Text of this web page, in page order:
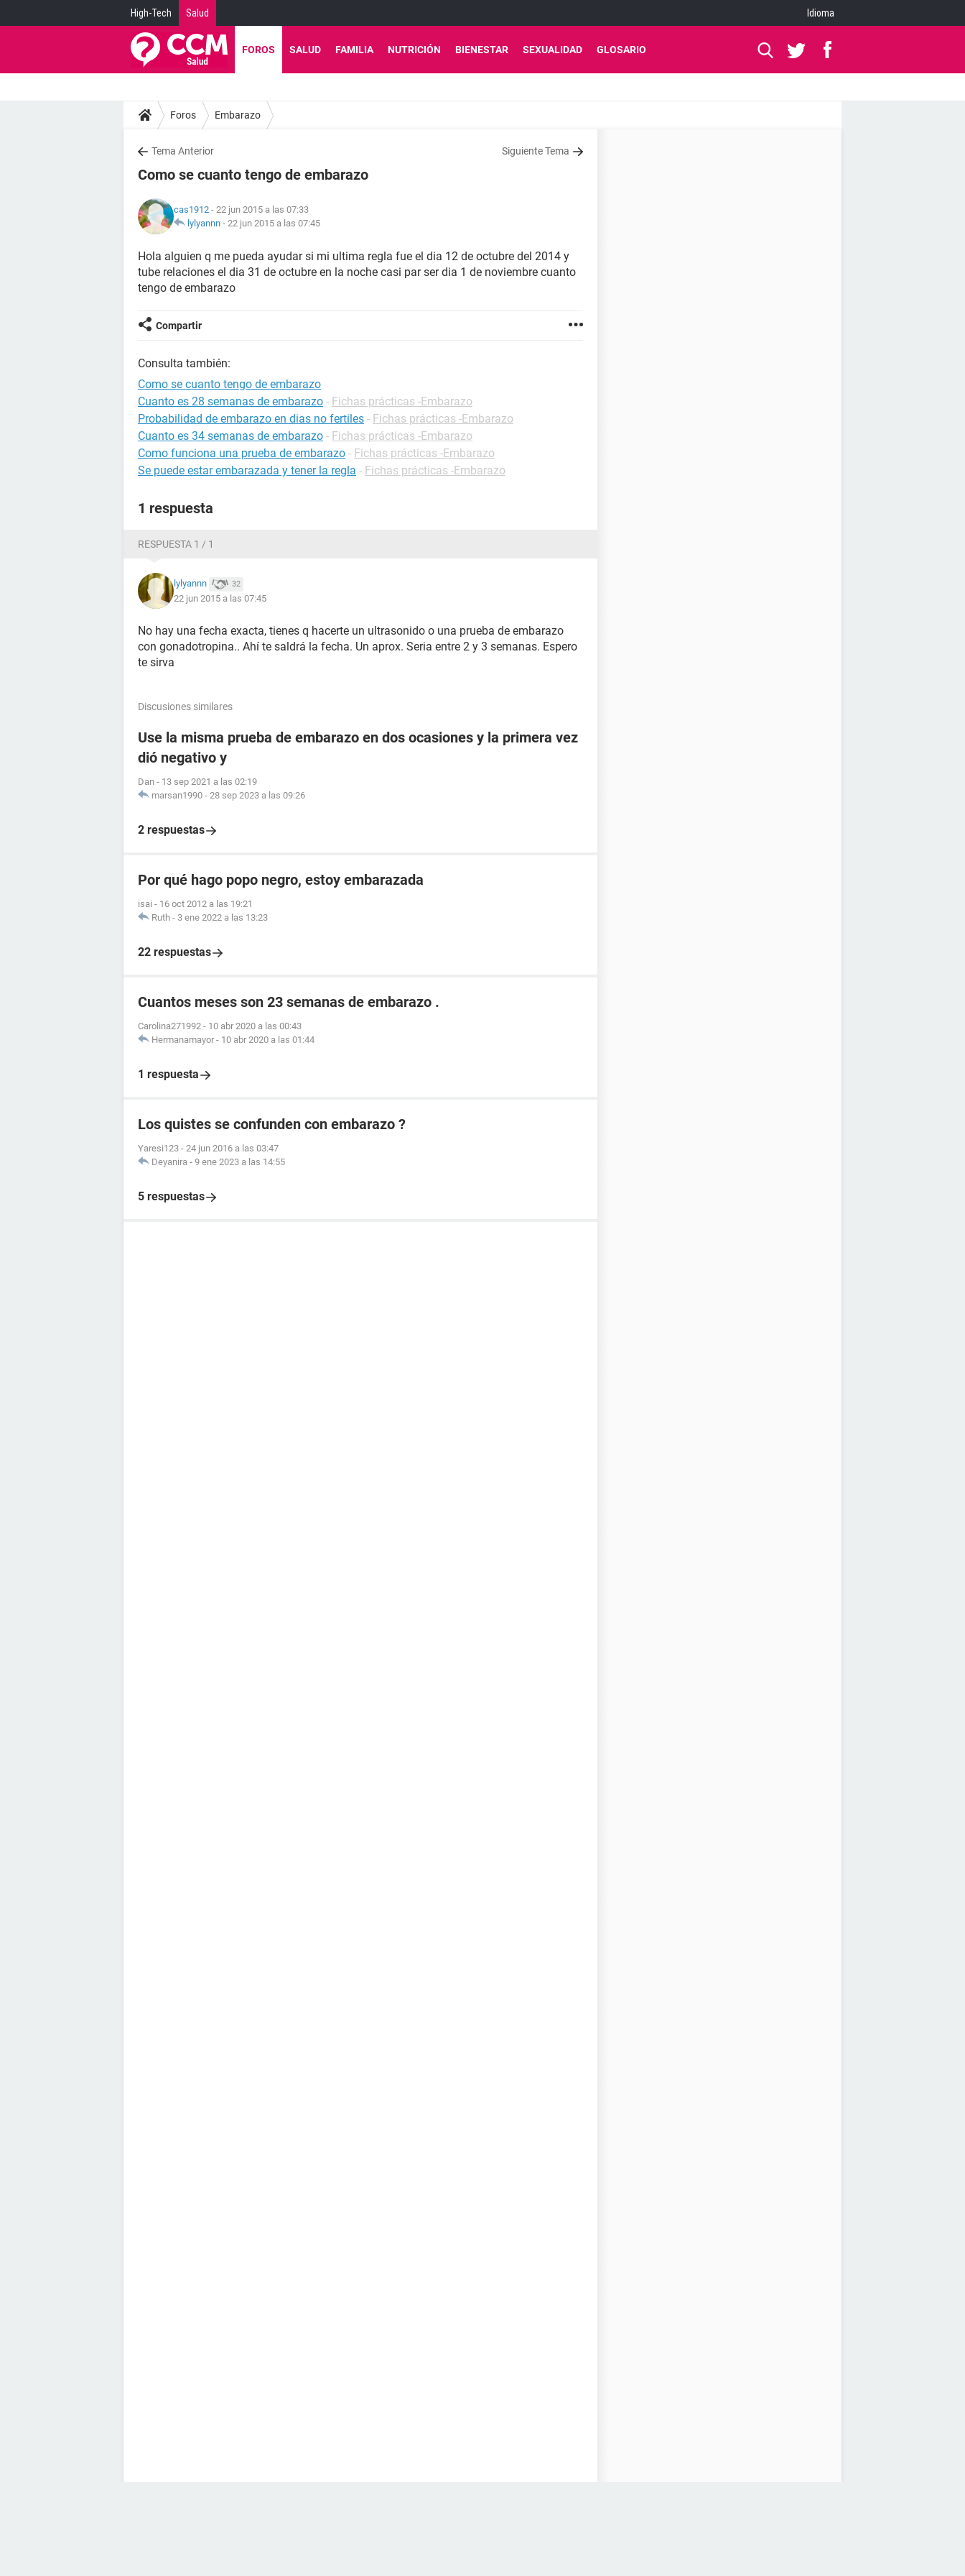
High-Tech Salud Idioma
FOROS SALUD FAMILIA NUTRICIÓN BIENESTAR SEXUALIDAD GLOSARIO
Foros Embarazo
Tema Anterior Siguiente Tema
Como se cuanto tengo de embarazo
cas1912 - 22 jun 2015 a las 07:33
lylyannn - 22 jun 2015 a las 07:45
Hola alguien q me pueda ayudar si mi ultima regla fue el dia 12 de octubre del 2014 y
tube relaciones el dia 31 de octubre en la noche casi par ser dia 1 de noviembre cuanto
tengo de embarazo
Compartir
Consulta también:
Como se cuanto tengo de embarazo
Cuanto es 28 semanas de embarazo - Fichas prácticas -Embarazo
Probabilidad de embarazo en dias no fertiles - Fichas prácticas -Embarazo
Cuanto es 34 semanas de embarazo - Fichas prácticas -Embarazo
Como funciona una prueba de embarazo - Fichas prácticas -Embarazo
Se puede estar embarazada y tener la regla - Fichas prácticas -Embarazo
1 respuesta
RESPUESTA 1 / 1
lylyannn 32
22 jun 2015 a las 07:45
No hay una fecha exacta, tienes q hacerte un ultrasonido o una prueba de embarazo
con gonadotropina.. Ahí te saldrá la fecha. Un aprox. Seria entre 2 y 3 semanas. Espero
te sirva
Discusiones similares
Use la misma prueba de embarazo en dos ocasiones y la primera vez
dió negativo y
Dan - 13 sep 2021 a las 02:19
marsan1990 - 28 sep 2023 a las 09:26
2 respuestas
Por qué hago popo negro, estoy embarazada
isai - 16 oct 2012 a las 19:21
Ruth - 3 ene 2022 a las 13:23
22 respuestas
Cuantos meses son 23 semanas de embarazo .
Carolina271992 - 10 abr 2020 a las 00:43
Hermanamayor - 10 abr 2020 a las 01:44
1 respuesta
Los quistes se confunden con embarazo ?
Yaresi123 - 24 jun 2016 a las 03:47
Deyanira - 9 ene 2023 a las 14:55
5 respuestas